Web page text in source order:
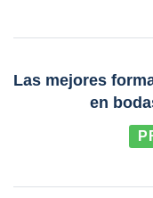
Las mejores
en